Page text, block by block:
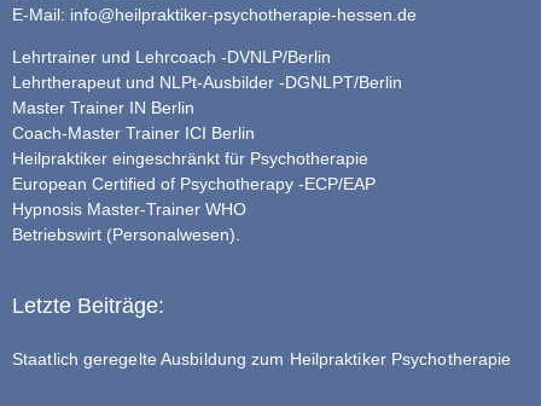
E-Mail: info@heilpraktiker-psychotherapie-hessen.de
Lehrtrainer und Lehrcoach -DVNLP/Berlin
Lehrtherapeut und NLPt-Ausbilder -DGNLPT/Berlin
Master Trainer IN Berlin
Coach-Master Trainer ICI Berlin
Heilpraktiker eingeschränkt für Psychotherapie
European Certified of Psychotherapy -ECP/EAP
Hypnosis Master-Trainer WHO
Betriebswirt (Personalwesen).
Letzte Beiträge:
Staatlich geregelte Ausbildung zum Heilpraktiker Psychotherapie